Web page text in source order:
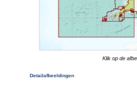
Klik op de
Detailafbeeldingen